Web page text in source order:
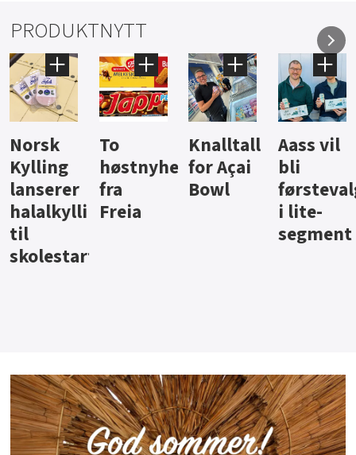
PRODUKTNYTT
Knalltall
for Açai
Bowl
Aass vil
bli
førstevalg
i lite-
Brus og
jus fra
Berentsen
Hard
iste fra
Hansa